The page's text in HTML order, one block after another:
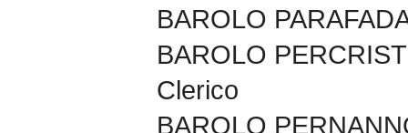
BAROLO
BAROLO
Clerico
BAROLO